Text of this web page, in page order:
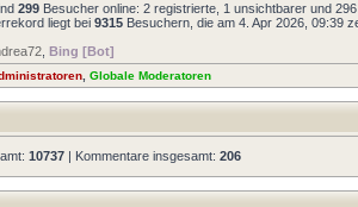
299 Besucher online: 2 registrierte, 1 unsichtbarer und
liegt bei 9315 Besuchern, die am 4. Apr 2026, 09:39
Bing [Bot]
Globale Moderatoren
10737 | Kommentare insgesamt: 206